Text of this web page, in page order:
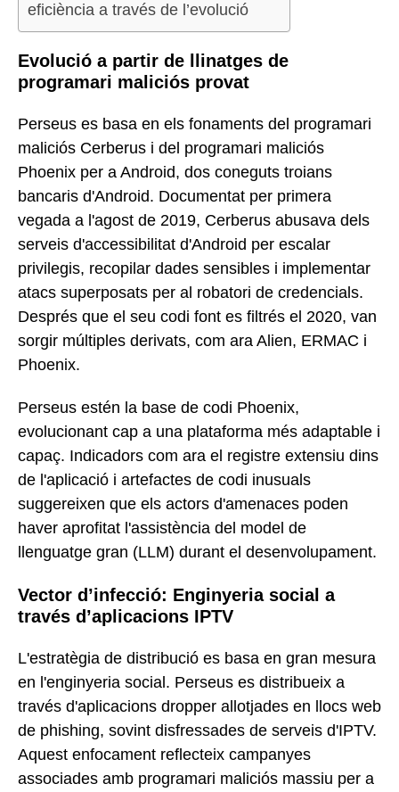
eficiència a través de l’evolució
Evolució a partir de llinatges de
programari maliciós provat
Perseus es basa en els fonaments del programari
maliciós Cerberus i del programari maliciós
Phoenix per a Android, dos coneguts troians
bancaris d'Android. Documentat per primera
vegada a l'agost de 2019, Cerberus abusava dels
serveis d'accessibilitat d'Android per escalar
privilegis, recopilar dades sensibles i implementar
atacs superposats per al robatori de credencials.
Després que el seu codi font es filtrés el 2020, van
sorgir múltiples derivats, com ara Alien, ERMAC i
Phoenix.
Perseus estén la base de codi Phoenix,
evolucionant cap a una plataforma més adaptable i
capaç. Indicadors com ara el registre extensiu dins
de l'aplicació i artefactes de codi inusuals
suggereixen que els actors d'amenaces poden
haver aprofitat l'assistència del model de
llenguatge gran (LLM) durant el desenvolupament.
Vector d’infecció: Enginyeria social a
través d’aplicacions IPTV
L'estratègia de distribució es basa en gran mesura
en l'enginyeria social. Perseus es distribueix a
través d'aplicacions dropper allotjades en llocs web
de phishing, sovint disfressades de serveis d'IPTV.
Aquest enfocament reflecteix campanyes
associades amb programari maliciós massiu per a